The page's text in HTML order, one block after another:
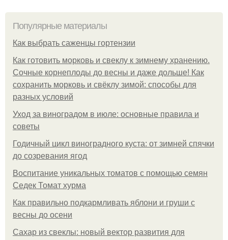
Популярные материалы
Как выбрать саженцы гортензии
Как готовить морковь и свеклу к зимнему хранению.
Сочные корнеплоды до весны и даже дольше! Как
сохранить морковь и свёклу зимой: способы для
разных условий
Уход за виноградом в июле: основные правила и
советы
Годичный цикл виноградного куста: от зимней спячки
до созревания ягод
Воспитание уникальных томатов с помощью семян
Седек Томат хурма
Как правильно подкармливать яблони и груши с
весны до осени
Сахар из свеклы: новый вектор развития для